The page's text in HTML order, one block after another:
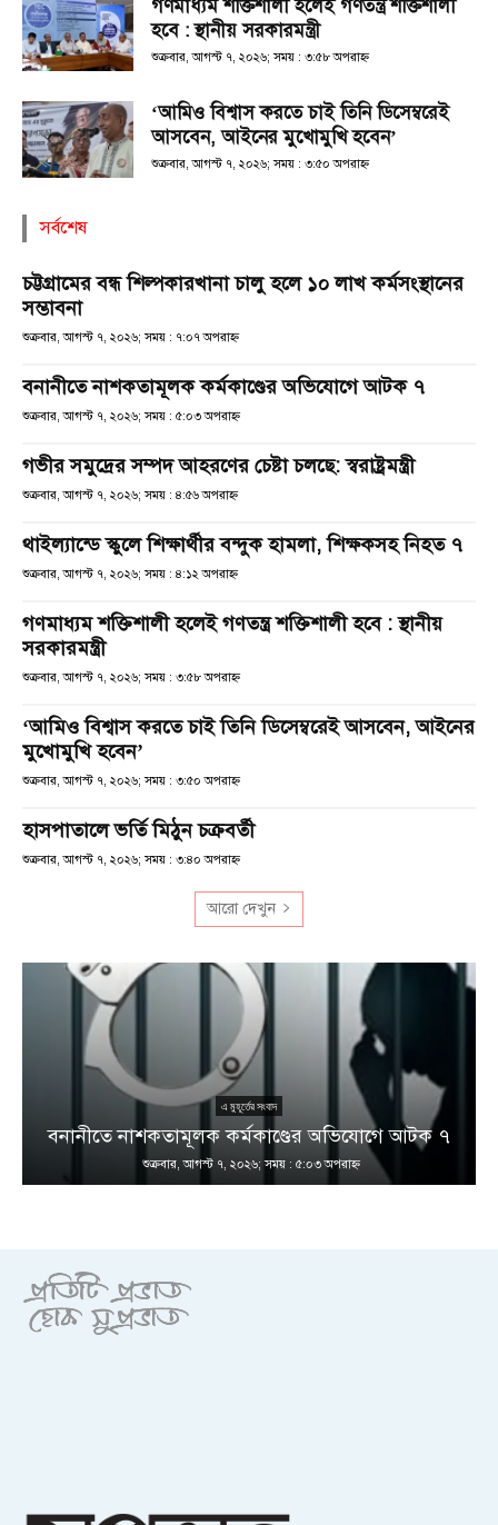
গণমাধ্যম শক্তিশালী হলেই গণতন্ত্র শক্তিশালী
হবে : স্থানীয় সরকারমন্ত্রী
শুক্রবার, আগস্ট ৭, ২০২৬; সময় : ৩:৫৮ অপরাহ্ণ
‘আমিও বিশ্বাস করতে চাই তিনি ডিসেম্বরেই
আসবেন, আইনের মুখোমুখি হবেন’
শুক্রবার, আগস্ট ৭, ২০২৬; সময় : ৩:৫০ অপরাহ্ণ
সর্বশেষ
চট্টগ্রামের বন্ধ শিল্পকারখানা চালু হলে ১০ লাখ কর্মসংস্থানের
সম্ভাবনা
শুক্রবার, আগস্ট ৭, ২০২৬; সময় : ৭:০৭ অপরাহ্ণ
বনানীতে নাশকতামূলক কর্মকাণ্ডের অভিযোগে আটক ৭
শুক্রবার, আগস্ট ৭, ২০২৬; সময় : ৫:০৩ অপরাহ্ণ
গভীর সমুদ্রের সম্পদ আহরণের চেষ্টা চলছে: স্বরাষ্ট্রমন্ত্রী
শুক্রবার, আগস্ট ৭, ২০২৬; সময় : ৪:৫৬ অপরাহ্ণ
থাইল্যান্ডে স্কুলে শিক্ষার্থীর বন্দুক হামলা, শিক্ষকসহ নিহত ৭
শুক্রবার, আগস্ট ৭, ২০২৬; সময় : ৪:১২ অপরাহ্ণ
গণমাধ্যম শক্তিশালী হলেই গণতন্ত্র শক্তিশালী হবে : স্থানীয়
সরকারমন্ত্রী
শুক্রবার, আগস্ট ৭, ২০২৬; সময় : ৩:৫৮ অপরাহ্ণ
‘আমিও বিশ্বাস করতে চাই তিনি ডিসেম্বরেই আসবেন, আইনের
মুখোমুখি হবেন’
শুক্রবার, আগস্ট ৭, ২০২৬; সময় : ৩:৫০ অপরাহ্ণ
হাসপাতালে ভর্তি মিঠুন চক্রবর্তী
শুক্রবার, আগস্ট ৭, ২০২৬; সময় : ৩:৪০ অপরাহ্ণ
আরো দেখুন
এ মুহূর্তের সংবাদ
বনানীতে নাশকতামূলক কর্মকাণ্ডের অভিযোগে আটক ৭
শুক্রবার, আগস্ট ৭, ২০২৬; সময় : ৫:০৩ অপরাহ্ণ